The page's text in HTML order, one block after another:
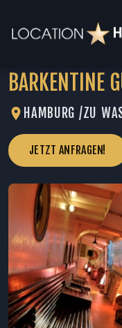
BARKENTINE
HAMBURG /ZU
JETZT ANFRAGEN!